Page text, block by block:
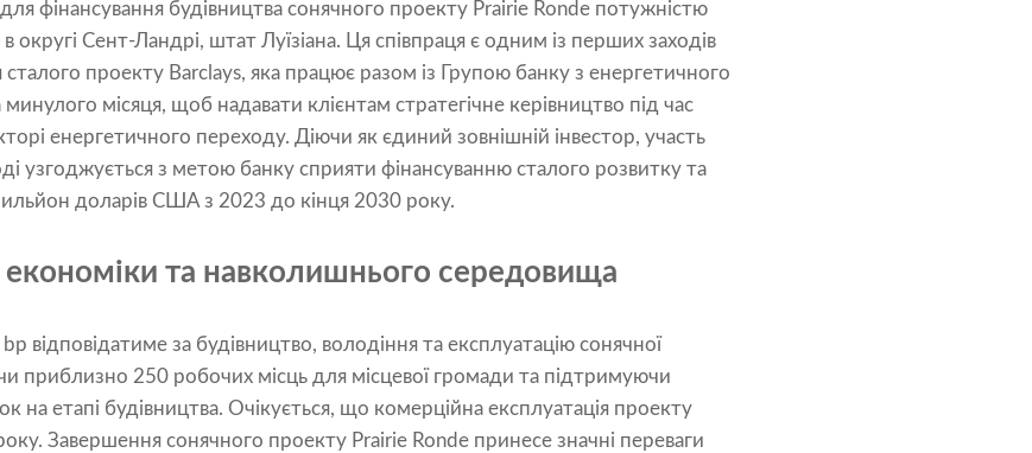
фінансування будівництва сонячного проекту Prairie Ronde потужністю
Сент-Ландрі, штат Луїзіана. Ця співпраця є одним із перших заходів
проекту Barclays, яка працює разом із Групою банку з енергетичного
місяця, щоб надавати клієнтам стратегічне керівництво під час
енергетичного переходу. Діючи як єдиний зовнішній інвестор, участь
узгоджується з метою банку сприяти фінансуванню сталого розвитку та
доларів США з 2023 до кінця 2030 року.
економіки та навколишнього середовища
відповідатиме за будівництво, володіння та експлуатацію сонячної
приблизно 250 робочих місць для місцевої громади та підтримуючи
на етапі будівництва. Очікується, що комерційна експлуатація проекту
Завершення сонячного проекту Prairie Ronde принесе значні переваги